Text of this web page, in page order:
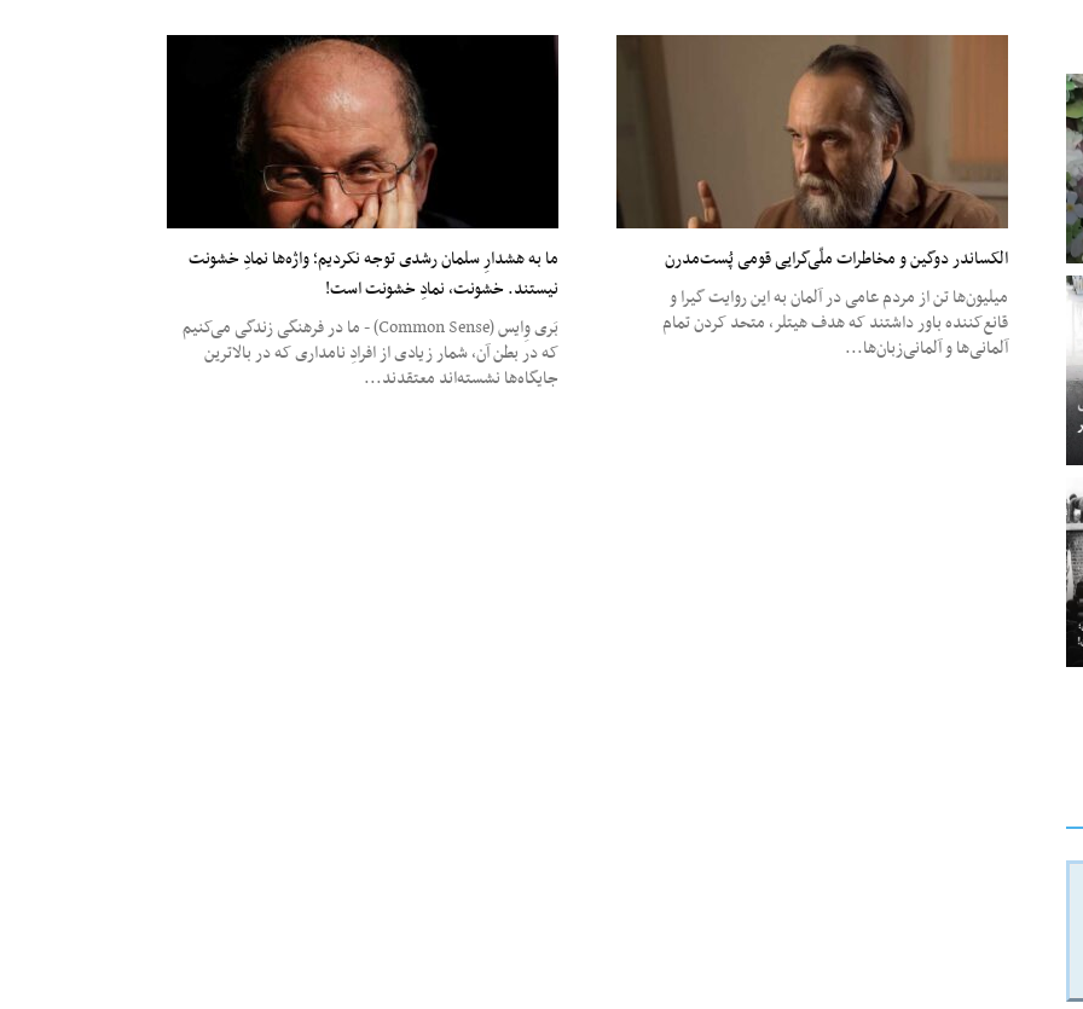
ما به هشدارِ سلمان رشدی توجه نکردیم؛ واژه‌ها نمادِ خشونت
نیستند. خشونت، نمادِ خشونت است!
بَری وِایس (Common Sense) - ما در فرهنگی زندگی می‌کنیم
که در بطن آن، شمار زیادی از افرادِ نامداری که در بالاترین
جایگاه‌ها نشسته‌اند معتقدند...
الکساندر دوگین و مخاطرات ملّی‌گرایی قومی پُست‌مدرن
میلیون‌ها تن از مردم عامی در آلمان به این روایت گیرا و
قانع‌کننده باور داشتند که هدف هیتلر، متحد کردن تمام
آلمانی‌ها و آلمانی‌زبان‌ها...